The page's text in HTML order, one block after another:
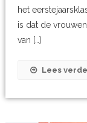
het
is dat de
van […]
Lees